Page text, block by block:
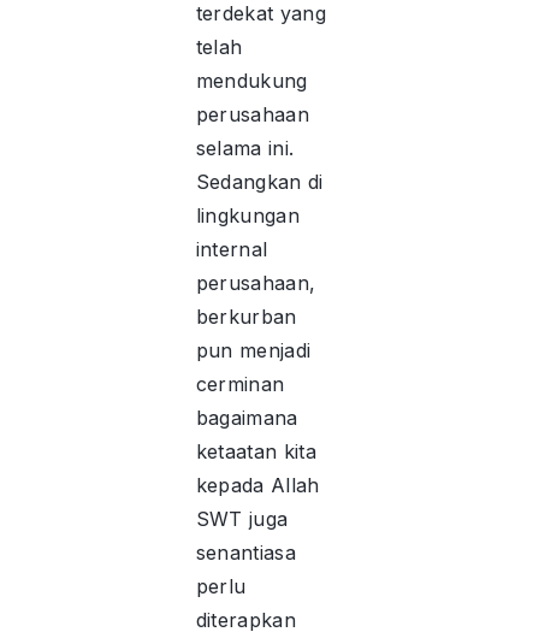
terdekat yang
telah
mendukung
perusahaan
selama ini.
Sedangkan di
lingkungan
internal
perusahaan,
berkurban
pun menjadi
cerminan
bagaimana
ketaatan kita
kepada Allah
SWT juga
senantiasa
perlu
diterapkan